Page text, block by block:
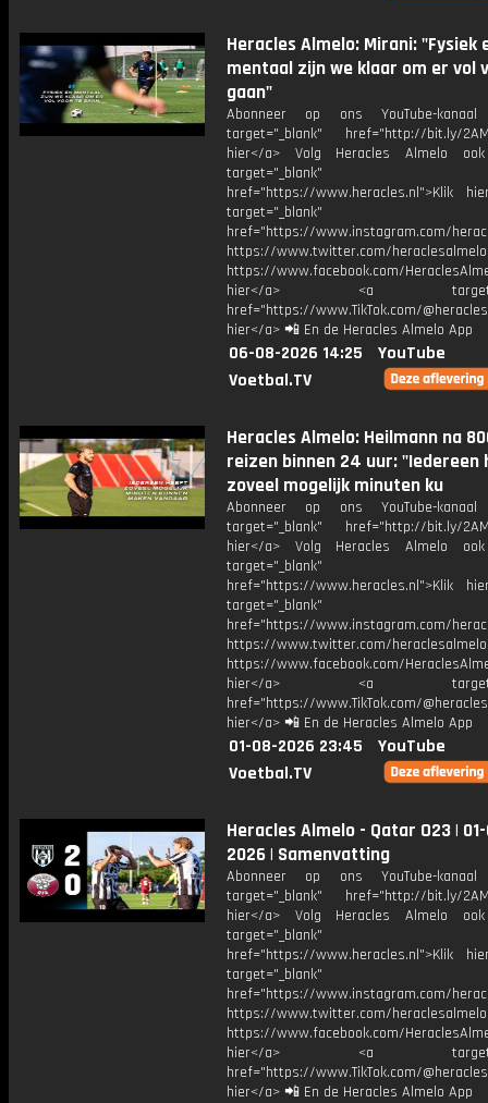
Heracles Almelo: Mirani: "Fysiek
mentaal zijn we klaar om er vol
gaan"
Abonneer op ons YouTube-
target="_blank" href="http://bit.ly/
hier</a> Volg Heracles Almelo
target="_blank"
href="https://www.heracles.nl">Klik
target="_blank"
href="https://www.instagram.com/
https://www.twitter.com/heraclesalmelo
https://www.facebook.com/
hier</a> <a
href="https://www.TikTok.com/
hier</a> 📲 En de Heracles Almelo App
06-08-2026 14:25
YouTube
Voetbal.TV
Heracles Almelo: Heilmann na
reizen binnen 24 uur:
zoveel mogelijk minuten ku
Abonneer op ons YouTube-
target="_blank" href="http://bit.ly/
hier</a> Volg Heracles Almelo
target="_blank"
href="https://www.heracles.nl">Klik
target="_blank"
href="https://www.instagram.com/
https://www.twitter.com/heraclesalmelo
https://www.facebook.com/
hier</a> <a
href="https://www.TikTok.com/
hier</a> 📲 En de Heracles Almelo App
01-08-2026 23:45
YouTube
Voetbal.TV
Heracles Almelo - Qatar O23 |
2026 | Samenvatting
Abonneer op ons YouTube-
target="_blank" href="http://bit.ly/
hier</a> Volg Heracles Almelo
target="_blank"
href="https://www.heracles.nl">Klik
target="_blank"
href="https://www.instagram.com/
https://www.twitter.com/heraclesalmelo
https://www.facebook.com/
hier</a> <a
href="https://www.TikTok.com/
hier</a> 📲 En de Heracles Almelo App